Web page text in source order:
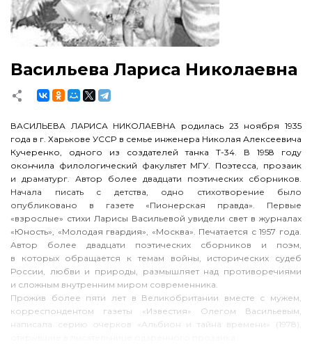
Васильева Лариса Николаевна
ВАСИЛЬЕВА ЛАРИСА НИКОЛАЕВНА родилась 23 ноября 1935
года в г. Харькове УССР в семье инженера Николая Алексеевича
Кучеренко, одного из создателей танка Т-34. В 1958 году
окончила филологический факультет МГУ. Поэтесса, прозаик
и драматург. Автор более двадцати поэтических сборников.
Начала писать с детства, одно стихотворение было
опубликовано в газете «Пионерская правда». Первые
«взрослые» стихи Ларисы Васильевой увидели свет в журналах
«Юность», «Молодая гвардия», «Москва». Печатается с 1957 года.
Автор более двадцати поэтических сборников и поэм,
в которых обращается к темам войны, исторических судеб
России, любви и природы, размышляет над противоречиями
и сложным внутренним миром современника.
Прожив более пяти лет в Великобритании вместе с мужем,
корреспондентом газеты «Известия» Олегом Васильевым,
написала серию очерков «Альбион и тайна времени» (1978),